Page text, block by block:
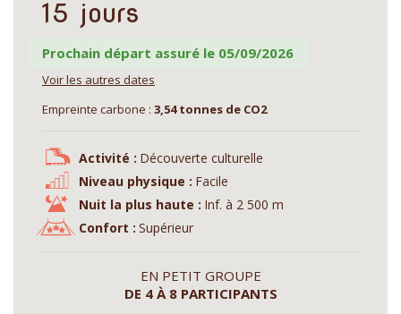
15 jours
Prochain départ assuré le 05/09/2026
Voir les autres dates
Empreinte carbone : 3,54 tonnes de CO2
Activité : Découverte culturelle
Niveau physique : Facile
Nuit la plus haute : Inf. à 2 500 m
Confort : Supérieur
EN PETIT GROUPE
DE 4 À 8 PARTICIPANTS